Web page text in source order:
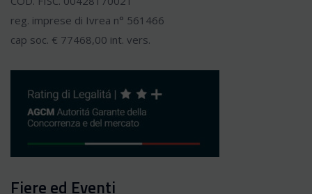
reg. imprese di Ivrea n° 561466
cap soc. € 77468,00 int. vers.
Fiere ed Eventi